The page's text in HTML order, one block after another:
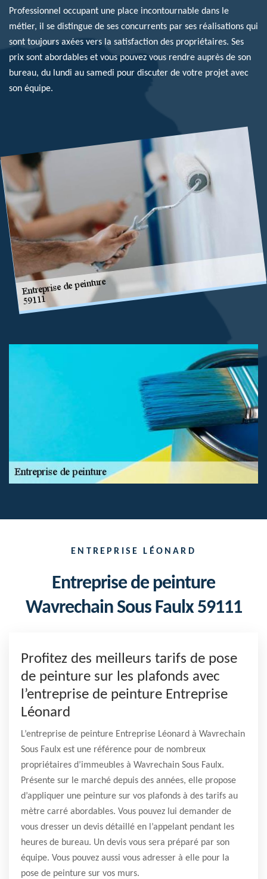
Professionnel occupant une place incontournable dans le
métier, il se distingue de ses concurrents par ses réalisations qui
sont toujours axées vers la satisfaction des propriétaires. Ses
prix sont abordables et vous pouvez vous rendre auprès de son
bureau, du lundi au samedi pour discuter de votre projet avec
son équipe.
ENTREPRISE LÉONARD
Entreprise de peinture
Wavrechain Sous Faulx 59111
Profitez des meilleurs tarifs de pose
de peinture sur les plafonds avec
l’entreprise de peinture Entreprise
Léonard
L’entreprise de peinture Entreprise Léonard à Wavrechain
Sous Faulx est une référence pour de nombreux
propriétaires d’immeubles à Wavrechain Sous Faulx.
Présente sur le marché depuis des années, elle propose
d’appliquer une peinture sur vos plafonds à des tarifs au
mètre carré abordables. Vous pouvez lui demander de
vous dresser un devis détaillé en l’appelant pendant les
heures de bureau. Un devis vous sera préparé par son
équipe. Vous pouvez aussi vous adresser à elle pour la
pose de peinture sur vos murs.